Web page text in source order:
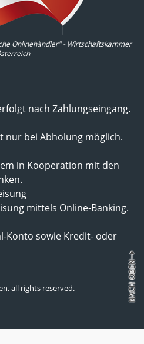
Onlinehändler" - Wirtschaftskammer
nach Zahlungseingang.
nur bei Abholung möglich.
in Kooperation mit den
mittels Online-Banking.
Konto sowie Kredit- oder
all rights reserved.